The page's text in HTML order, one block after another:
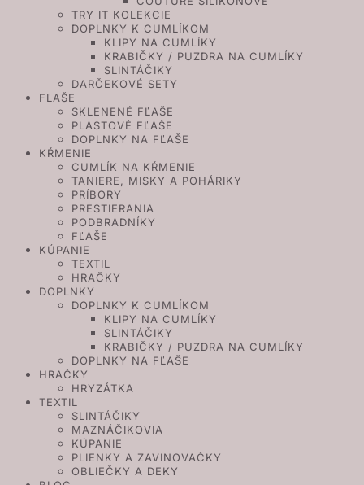
TRY IT KOLEKCIE
DOPLNKY K CUMLÍKOM
KLIPY NA CUMLÍKY
KRABIČKY / PUZDRA NA CUMLÍKY
SLINTÁČIKY
DARČEKOVÉ SETY
FĽAŠE
SKLENENÉ FĽAŠE
PLASTOVÉ FĽAŠE
DOPLNKY NA FĽAŠE
KŔMENIE
CUMLÍK NA KŔMENIE
TANIERE, MISKY A POHÁRIKY
PRÍBORY
PRESTIERANIA
PODBRADNÍKY
FĽAŠE
KÚPANIE
TEXTIL
HRAČKY
DOPLNKY
DOPLNKY K CUMLÍKOM
KLIPY NA CUMLÍKY
SLINTÁČIKY
KRABIČKY / PUZDRA NA CUMLÍKY
DOPLNKY NA FĽAŠE
HRAČKY
HRYZÁTKA
TEXTIL
SLINTÁČIKY
MAZNÁČIKOVIA
KÚPANIE
PLIENKY A ZAVINOVAČKY
OBLIEČKY A DEKY